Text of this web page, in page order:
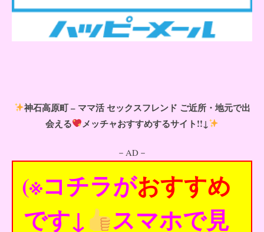
神石高原町 – ママ活 セックスフレンド ご近所・地元で出
会える
メッチャおすすめするサイト!!↓
－AD－
(※コチラがおすすめ
です↓
スマホで見